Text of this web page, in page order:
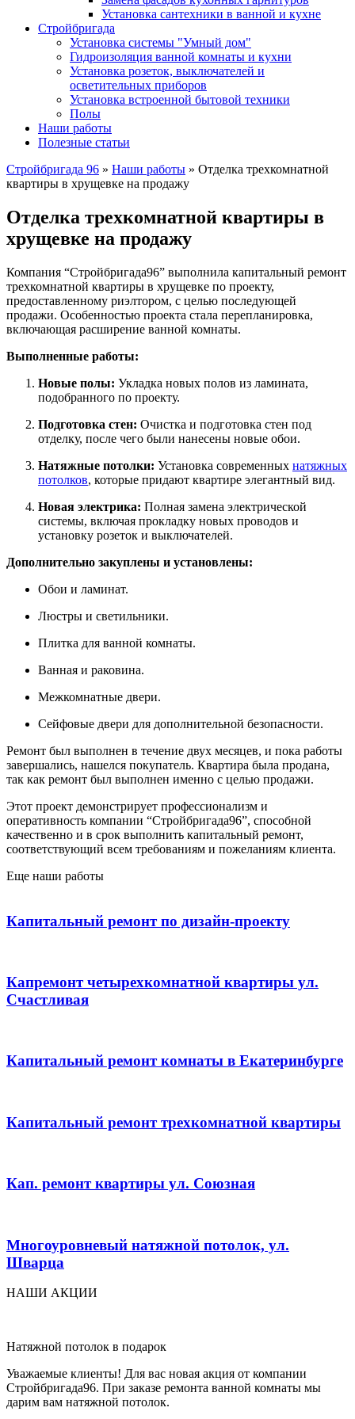
Установка сантехники в ванной и кухне
Стройбригада
Установка системы "Умный дом"
Гидроизоляция ванной комнаты и кухни
Установка розеток, выключателей и
осветительных приборов
Установка встроенной бытовой техники
Полы
Наши работы
Полезные статьи
Стройбригада 96 » Наши работы » Отделка трехкомнатной
квартиры в хрущевке на продажу
Отделка трехкомнатной квартиры в
хрущевке на продажу
Компания “Стройбригада96” выполнила капитальный ремонт
трехкомнатной квартиры в хрущевке по проекту,
предоставленному риэлтором, с целью последующей
продажи. Особенностью проекта стала перепланировка,
включающая расширение ванной комнаты.
Выполненные работы:
Новые полы: Укладка новых полов из ламината,
подобранного по проекту.
Подготовка стен: Очистка и подготовка стен под
отделку, после чего были нанесены новые обои.
Натяжные потолки: Установка современных натяжных
потолков, которые придают квартире элегантный вид.
Новая электрика: Полная замена электрической
системы, включая прокладку новых проводов и
установку розеток и выключателей.
Дополнительно закуплены и установлены:
Обои и ламинат.
Люстры и светильники.
Плитка для ванной комнаты.
Ванная и раковина.
Межкомнатные двери.
Сейфовые двери для дополнительной безопасности.
Ремонт был выполнен в течение двух месяцев, и пока работы
завершались, нашелся покупатель. Квартира была продана,
так как ремонт был выполнен именно с целью продажи.
Этот проект демонстрирует профессионализм и
оперативность компании “Стройбригада96”, способной
качественно и в срок выполнить капитальный ремонт,
соответствующий всем требованиям и пожеланиям клиента.
Еще наши работы
Капитальный ремонт по дизайн-проекту
Капремонт четырехкомнатной квартиры ул.
Счастливая
Капитальный ремонт комнаты в Екатеринбурге
Капитальный ремонт трехкомнатной квартиры
Кап. ремонт квартиры ул. Союзная
Многоуровневый натяжной потолок, ул.
Шварца
НАШИ АКЦИИ
Натяжной потолок в подарок
Уважаемые клиенты! Для вас новая акция от компании
Стройбригада96. При заказе ремонта ванной комнаты мы
дарим вам натяжной потолок.